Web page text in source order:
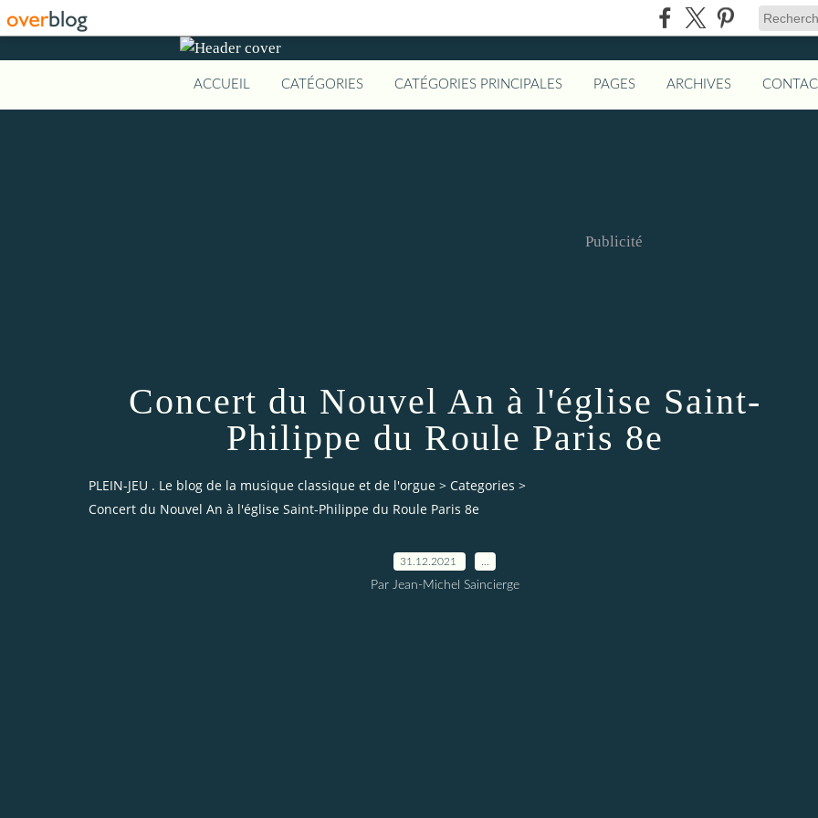
ACCUEIL CATÉGORIES CATÉGORIES PRINCIPALES PAGES ARCHIVES
Publicité
Concert du Nouvel An à l'église Saint-
Philippe du Roule Paris 8e
PLEIN-JEU . Le blog de la musique classique et de l'orgue > Categories >
Concert du Nouvel An à l'église Saint-Philippe du Roule Paris 8e
31.12.2021
Par Jean-Michel Saincierge